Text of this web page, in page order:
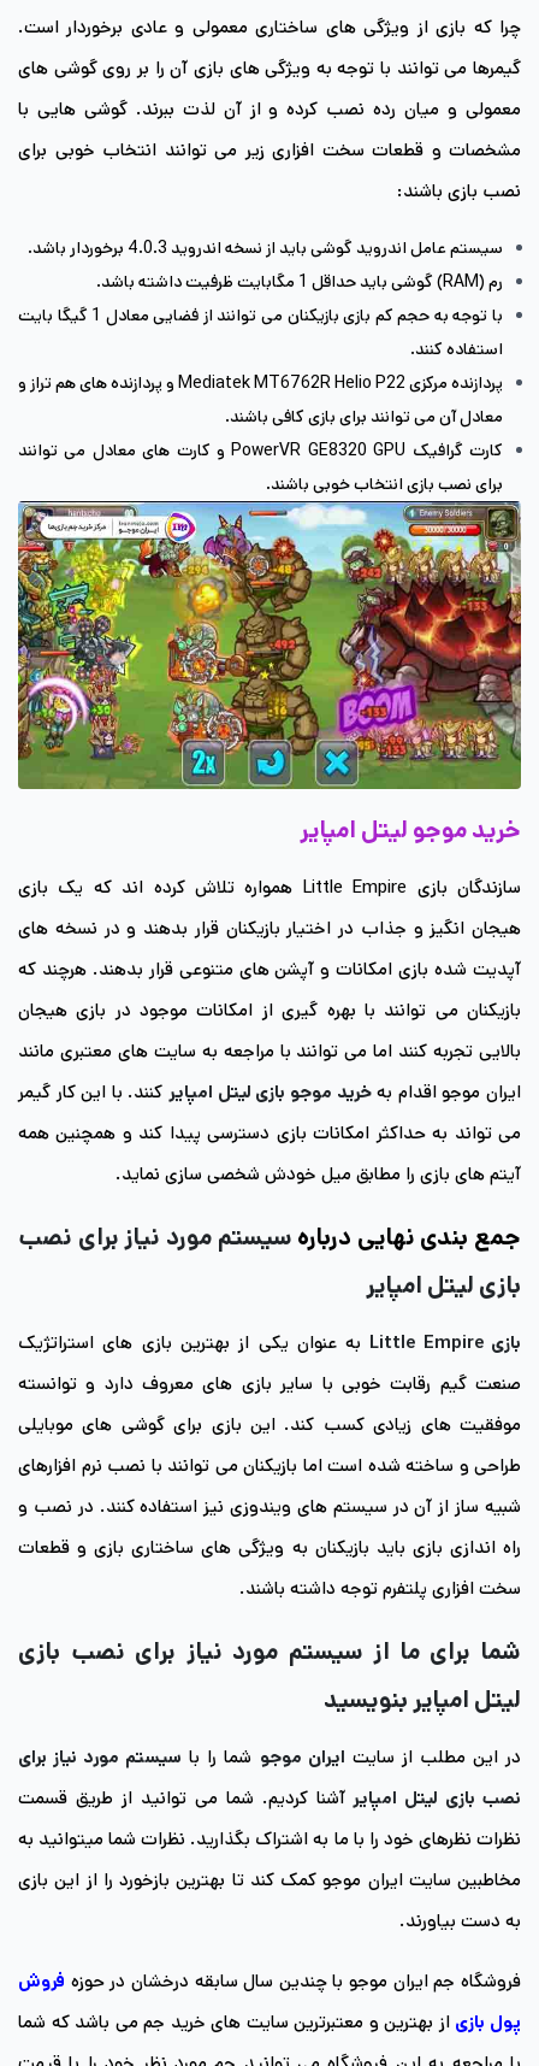
چرا که بازی از ویژگی های ساختاری معمولی و عادی برخوردار است.
گیمرها می توانند با توجه به ویژگی های بازی آن را بر روی گوشی های
معمولی و میان رده نصب کرده و از آن لذت ببرند. گوشی هایی با
مشخصات و قطعات سخت افزاری زیر می توانند انتخاب خوبی برای
نصب بازی باشند:
سیستم عامل اندروید گوشی باید از نسخه اندروید 4.0.3 برخوردار باشد.
رم (RAM) گوشی باید حداقل 1 مگابایت ظرفیت داشته باشد.
با توجه به حجم کم بازی بازیکنان می توانند از فضایی معادل 1 گیگا بایت
استفاده کنند.
پردازنده مرکزی Mediatek MT6762R Helio P22 و پردازنده های هم تراز و
معادل آن می توانند برای بازی کافی باشند.
کارت گرافیک PowerVR GE8320 GPU و کارت های معادل می توانند
برای نصب بازی انتخاب خوبی باشند.
خرید موجو لیتل امپایر
سازندگان بازی Little Empire همواره تلاش کرده اند که یک بازی
هیجان انگیز و جذاب در اختیار بازیکنان قرار بدهند و در نسخه های
آپدیت شده بازی امکانات و آپشن های متنوعی قرار بدهند. هرچند که
بازیکنان می توانند با بهره گیری از امکانات موجود در بازی هیجان
بالایی تجربه کنند اما می توانند با مراجعه به سایت های معتبری مانند
ایران موجو اقدام بهخرید موجو بازی لیتل امپایر کنند. با این کار گیمر
می تواند به حداکثر امکانات بازی دسترسی پیدا کند و همچنین همه
آیتم های بازی را مطابق میل خودش شخصی سازی نماید.
جمع بندی نهایی درباره سیستم مورد نیاز برای نصب
بازی لیتل امپایر
بازی Little Empire
به عنوان یکی از بهترین بازی های استراتژیک
صنعت گیم رقابت خوبی با سایر بازی های معروف دارد و توانسته
موفقیت های زیادی کسب کند. این بازی برای گوشی های موبایلی
طراحی و ساخته شده است اما بازیکنان می توانند با نصب نرم افزارهای
شبیه ساز از آن در سیستم های ویندوزی نیز استفاده کنند. در نصب و
راه اندازی بازی باید بازیکنان به ویژگی های ساختاری بازی و قطعات
سخت افزاری پلتفرم توجه داشته باشند.
شما برای ما از سیستم مورد نیاز برای نصب بازی
لیتل امپایر بنویسید
در این مطلب از سایت ایران موجو شما را با سیستم مورد نیاز برای
نصب بازی لیتل امپایر آشنا کردیم. شما می توانید از طریق قسمت
نظرات نظرهای خود را با ما به اشتراک بگذارید. نظرات شما میتوانید به
مخاطبین سایت ایران موجو کمک کند تا بهترین بازخورد را از این بازی
به دست بیاورند.
فروشگاه جم ایران موجو با چندین سال سابقه درخشان در حوزه فروش
پول بازی از بهترین و معتبرترین سایت های خرید جم می باشد که شما